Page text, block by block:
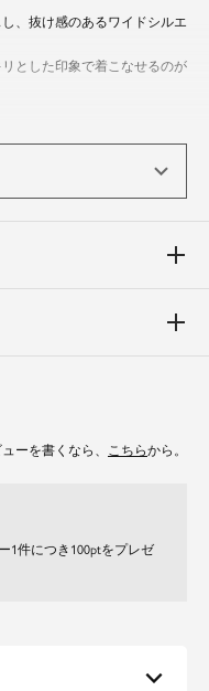
、抜け感のあるワイドシルエ
とした印象で着こなせるのが
る脚のラインを自然にカバー
ッキリ見せてくれます。
を使用。
いを楽しめるのもポイントで
ーを書くなら、 こちらから。
1件につき100ptをプレゼ